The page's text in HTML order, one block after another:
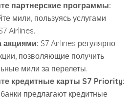
партнерские программы:
мили, пользуясь услугами
Airlines.
акциями: S7 Airlines регулярно
позволяющие получить
мили за перелеты.
кредитные карты S7 Priority:
предлагают кредитные